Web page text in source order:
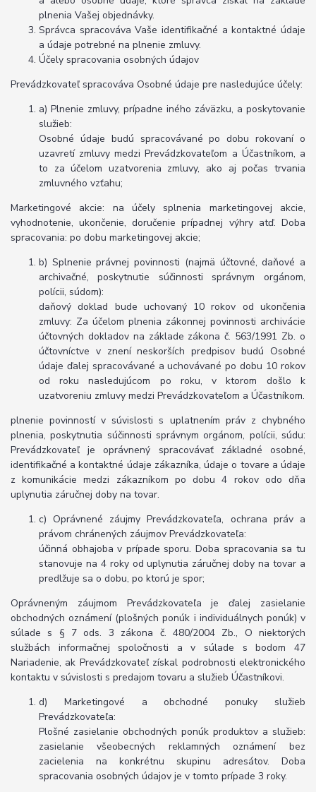
plnenia Vašej objednávky.
Správca spracováva Vaše identifikačné a kontaktné údaje
a údaje potrebné na plnenie zmluvy.
Účely spracovania osobných údajov
Prevádzkovateľ spracováva Osobné údaje pre nasledujúce účely:
a) Plnenie zmluvy, prípadne iného záväzku, a poskytovanie
služieb:
Osobné údaje budú spracovávané po dobu rokovaní o
uzavretí zmluvy medzi Prevádzkovateľom a Účastníkom, a
to za účelom uzatvorenia zmluvy, ako aj počas trvania
zmluvného vzťahu;
Marketingové akcie: na účely splnenia marketingovej akcie,
vyhodnotenie, ukončenie, doručenie prípadnej výhry atď. Doba
spracovania: po dobu marketingovej akcie;
b) Splnenie právnej povinnosti (najmä účtovné, daňové a
archivačné, poskytnutie súčinnosti správnym orgánom,
polícii, súdom):
daňový doklad bude uchovaný 10 rokov od ukončenia
zmluvy: Za účelom plnenia zákonnej povinnosti archivácie
účtovných dokladov na základe zákona č. 563/1991 Zb. o
účtovníctve v znení neskorších predpisov budú Osobné
údaje ďalej spracovávané a uchovávané po dobu 10 rokov
od roku nasledujúcom po roku, v ktorom došlo k
uzatvoreniu zmluvy medzi Prevádzkovateľom a Účastníkom.
plnenie povinností v súvislosti s uplatnením práv z chybného
plnenia, poskytnutia súčinnosti správnym orgánom, polícii, súdu:
Prevádzkovateľ je oprávnený spracovávať základné osobné,
identifikačné a kontaktné údaje zákazníka, údaje o tovare a údaje
z komunikácie medzi zákazníkom po dobu 4 rokov odo dňa
uplynutia záručnej doby na tovar.
c) Oprávnené záujmy Prevádzkovateľa, ochrana práv a
právom chránených záujmov Prevádzkovateľa:
účinná obhajoba v prípade sporu. Doba spracovania sa tu
stanovuje na 4 roky od uplynutia záručnej doby na tovar a
predlžuje sa o dobu, po ktorú je spor;
Oprávneným záujmom Prevádzkovateľa je ďalej zasielanie
obchodných oznámení (plošných ponúk i individuálnych ponúk) v
súlade s § 7 ods. 3 zákona č. 480/2004 Zb., O niektorých
službách informačnej spoločnosti a v súlade s bodom 47
Nariadenie, ak Prevádzkovateľ získal podrobnosti elektronického
kontaktu v súvislosti s predajom tovaru a služieb Účastníkovi.
d) Marketingové a obchodné ponuky služieb
Prevádzkovateľa:
Plošné zasielanie obchodných ponúk produktov a služieb:
zasielanie všeobecných reklamných oznámení bez
zacielenia na konkrétnu skupinu adresátov. Doba
spracovania osobných údajov je v tomto prípade 3 roky.